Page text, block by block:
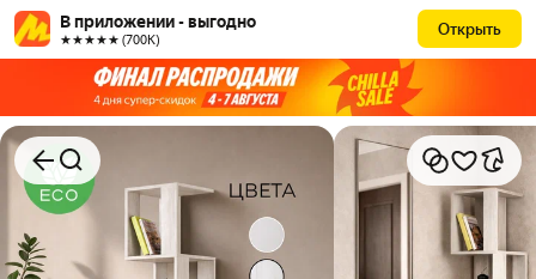
В приложении - выгодно
★★★★★ (700К)
Открыть